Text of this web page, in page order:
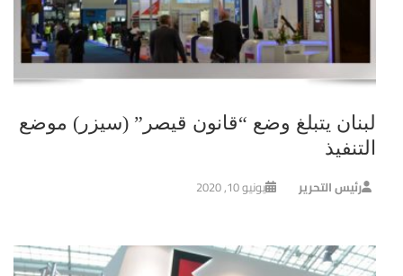
لبنان يتبلغ وضع “قانون قيصر” (سيزر) موضع
التنفيذ
رئيس التحرير يونيو 10, 2020